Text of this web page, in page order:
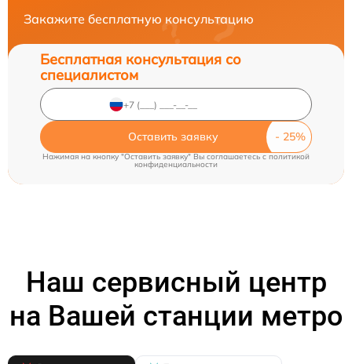
Закажите бесплатную консультацию
Бесплатная консультация со
специалистом
Оставить заявку
Нажимая на кнопку "Оставить заявку" Вы соглашаетесь cполитикой
конфиденциальности
Наш сервисный центр
на Вашей станции метро